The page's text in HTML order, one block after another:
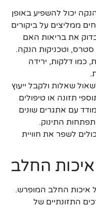
יכול להשפיע באופן
ממליצים על ביקורים
את בריאות האם
סטרס, וטכניקות הנקה.
כמו דלקות, ירידה
שאלות ולקבל ייעוץ
תזונה או טיפולים
עם אתגרים שונים
התינוק.
לשפר את חוויית
החלב
איכות החלב המופרש.
התזונתיים של